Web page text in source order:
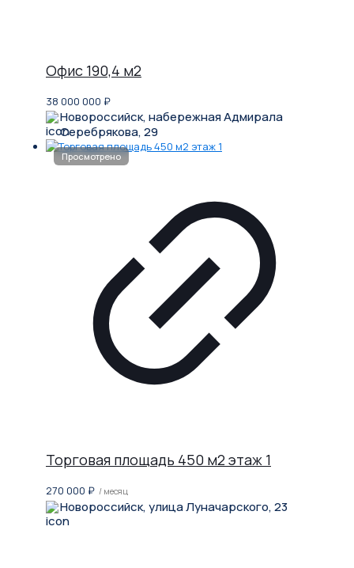
Офис 190,4 м2
38 000 000 ₽
Новороссийск, набережная Адмирала
Серебрякова, 29
Торговая площадь 450 м2 этаж 1
270 000 ₽ / месяц
Новороссийск, улица Луначарского, 23